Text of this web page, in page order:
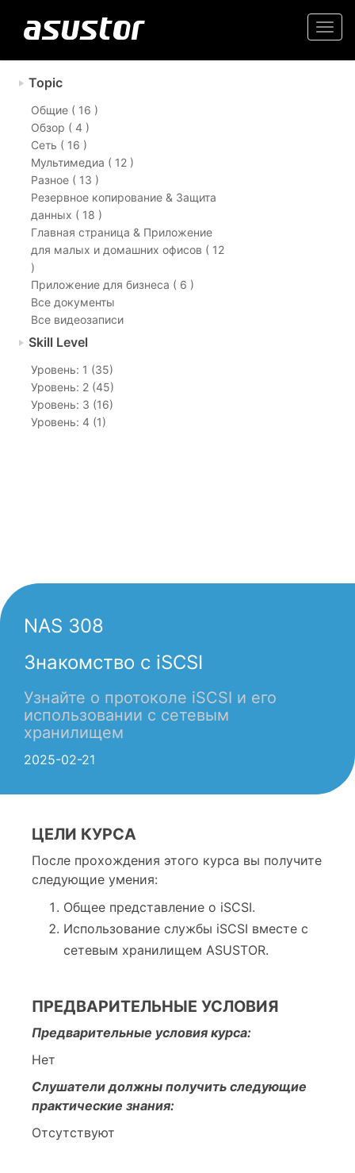
Topic
Общие ( 16 )
Обзор ( 4 )
Сеть ( 16 )
Мультимедиа ( 12 )
Разное ( 13 )
Резервное копирование & Защита
данных ( 18 )
Главная страница & Приложение
для малых и домашних офисов ( 12
)
Приложение для бизнеса ( 6 )
Все документы
Все видеозаписи
Skill Level
Уровень: 1 (35)
Уровень: 2 (45)
Уровень: 3 (16)
Уровень: 4 (1)
NAS 308
Знакомство с iSCSI
Узнайте о протоколе iSCSI и его
использовании с сетевым
хранилищем
2025-02-21
ЦЕЛИ КУРСА
После прохождения этого курса вы получите
следующие умения:
Общее представление о iSCSI.
Использование службы iSCSI вместе с
сетевым хранилищем ASUSTOR.
ПРЕДВАРИТЕЛЬНЫЕ УСЛОВИЯ
Предварительные условия курса:
Нет
Слушатели должны получить следующие
практические знания:
Отсутствуют